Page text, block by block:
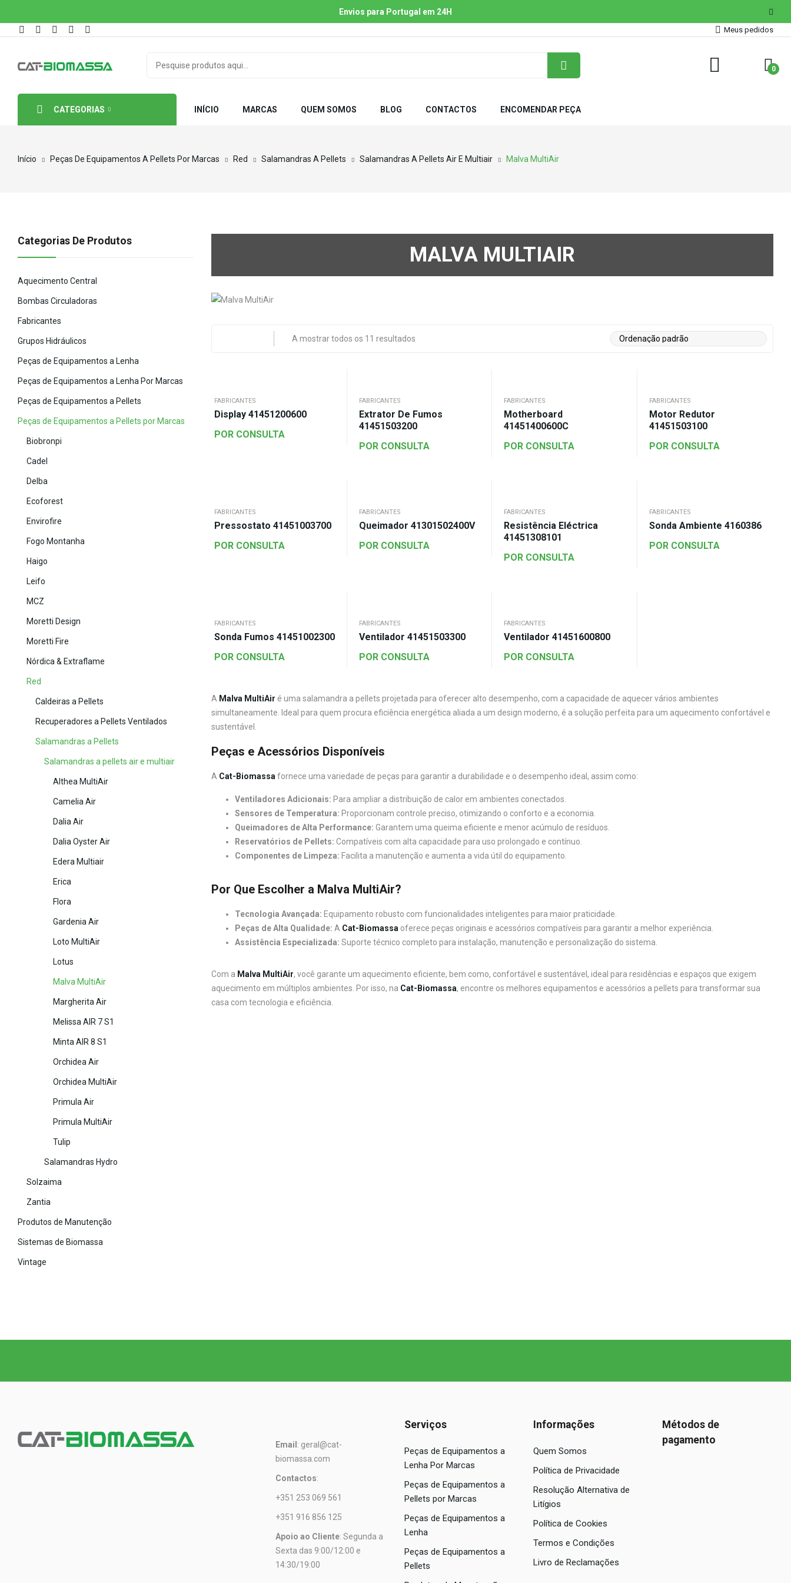
Envios para Portugal em 24H
Meus pedidos
0
CATEGORIAS INÍCIO MARCAS QUEM SOMOS BLOG CONTACTOS ENCOMENDAR PEÇA
Início Peças De Equipamentos A Pellets Por Marcas Red Salamandras A Pellets Salamandras A Pellets Air E Multiair Malva MultiAir
MALVA MULTIAIR
A mostrar todos os 11 resultados
FABRICANTES
Display 41451200600
POR CONSULTA
FABRICANTES
Extrator De Fumos
41451503200
POR CONSULTA
FABRICANTES
Motherboard
41451400600C
POR CONSULTA
FABRICANTES
Motor Redutor
41451503100
POR CONSULTA
FABRICANTES
Pressostato 41451003700
POR CONSULTA
FABRICANTES
Queimador 41301502400V
POR CONSULTA
FABRICANTES
Resistência Eléctrica
41451308101
POR CONSULTA
FABRICANTES
Sonda Ambiente 4160386
POR CONSULTA
FABRICANTES
Sonda Fumos 41451002300
POR CONSULTA
FABRICANTES
Ventilador 41451503300
POR CONSULTA
FABRICANTES
Ventilador 41451600800
POR CONSULTA
A Malva MultiAir é uma salamandra a pellets projetada para oferecer alto desempenho, com a capacidade de aquecer vários ambientes
simultaneamente. Ideal para quem procura eficiência energética aliada a um design moderno, é a solução perfeita para um aquecimento confortável e
sustentável.
Peças e Acessórios Disponíveis
A Cat-Biomassa fornece uma variedade de peças para garantir a durabilidade e o desempenho ideal, assim como:
Ventiladores Adicionais: Para ampliar a distribuição de calor em ambientes conectados.
Sensores de Temperatura: Proporcionam controle preciso, otimizando o conforto e a economia.
Queimadores de Alta Performance: Garantem uma queima eficiente e menor acúmulo de resíduos.
Reservatórios de Pellets: Compatíveis com alta capacidade para uso prolongado e contínuo.
Componentes de Limpeza: Facilita a manutenção e aumenta a vida útil do equipamento.
Por Que Escolher a Malva MultiAir?
Tecnologia Avançada: Equipamento robusto com funcionalidades inteligentes para maior praticidade.
Peças de Alta Qualidade: A Cat-Biomassaoferece peças originais e acessórios compatíveis para garantir a melhor experiência.
Assistência Especializada: Suporte técnico completo para instalação, manutenção e personalização do sistema.
Com a Malva MultiAir, você garante um aquecimento eficiente, bem como, confortável e sustentável, ideal para residências e espaços que exigem
aquecimento em múltiplos ambientes. Por isso, na Cat-Biomassa, encontre os melhores equipamentos e acessórios a pellets para transformar sua
casa com tecnologia e eficiência.
Categorias De Produtos
Aquecimento Central
Bombas Circuladoras
Fabricantes
Grupos Hidráulicos
Peças de Equipamentos a Lenha
Peças de Equipamentos a Lenha Por Marcas
Peças de Equipamentos a Pellets
Peças de Equipamentos a Pellets por Marcas
Biobronpi
Cadel
Delba
Ecoforest
Envirofire
Fogo Montanha
Haigo
Leifo
MCZ
Moretti Design
Moretti Fire
Nórdica & Extraflame
Red
Caldeiras a Pellets
Recuperadores a Pellets Ventilados
Salamandras a Pellets
Salamandras a pellets air e multiair
Althea MultiAir
Camelia Air
Dalia Air
Dalia Oyster Air
Edera Multiair
Erica
Flora
Gardenia Air
Loto MultiAir
Lotus
Malva MultiAir
Margherita Air
Melissa AIR 7 S1
Minta AIR 8 S1
Orchidea Air
Orchidea MultiAir
Primula Air
Primula MultiAir
Tulip
Salamandras Hydro
Solzaima
Zantia
Produtos de Manutenção
Sistemas de Biomassa
Vintage
Email : geral@cat-
biomassa.com
Contactos:
+351 253 069 561
+351 916 856 125
Apoio ao Cliente: Segunda a
Sexta das 9:00/12:00 e
14:30/19:00
Serviços
Peças de Equipamentos a
Lenha Por Marcas
Peças de Equipamentos a
Pellets por Marcas
Peças de Equipamentos a
Lenha
Peças de Equipamentos a
Pellets
Informações
Quem Somos
Política de Privacidade
Resolução Alternativa de
Litígios
Política de Cookies
Termos e Condições
Livro de Reclamações
Métodos de
pagamento